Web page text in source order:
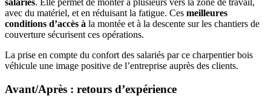
salariés. Elle permet de monter à plusieurs vers la zone de travail,
avec du matériel, et en réduisant la fatigue. Ces meilleures
conditions d’accès à la montée et à la descente sur les chantiers de
couverture sécurisent ces opérations.
La prise en compte du confort des salariés par ce charpentier bois
véhicule une image positive de l’entreprise auprès des clients.
Avant/Après : retours d’expérience